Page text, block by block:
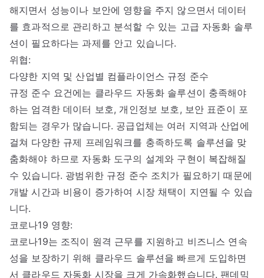
해지면서 성능이나 보안에 영향을 주지 않으면서 데이터
를 효과적으로 관리하고 분석할 수 있는 고급 자동화 솔루
션이 필요하다는 과제를 안고 있습니다.
위협:
다양한 지역 및 산업별 컴플라이언스 규정 준수
규정 준수 요건에는 클라우드 자동화 솔루션이 충족해야
하는 엄격한 데이터 보호, 개인정보 보호, 보안 표준이 포
함되는 경우가 많습니다. 공급업체는 여러 지역과 산업에
걸쳐 다양한 규제 프레임워크를 충족하도록 솔루션을 맞
춤화해야 하므로 자동화 도구의 설계와 구현이 복잡해질
수 있습니다. 광범위한 규정 준수 조치가 필요하기 때문에
개발 시간과 비용이 증가하여 시장 채택이 지연될 수 있습
니다.
코로나19 영향:
코로나19는 조직이 원격 근무를 지원하고 비즈니스 연속
성을 보장하기 위해 클라우드 솔루션을 빠르게 도입하면
서 클라우드 자동화 시장을 크게 가속화했습니다. 팬데믹